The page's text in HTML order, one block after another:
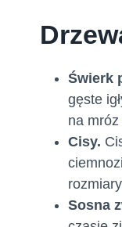
Świerk
gęste
na
Cisy.
Sosna